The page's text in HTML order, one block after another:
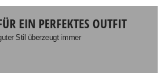
EIN PERFEKTES OUTFIT
Stil überzeugt immer